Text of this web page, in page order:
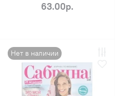
63.00р.
Нет в наличии